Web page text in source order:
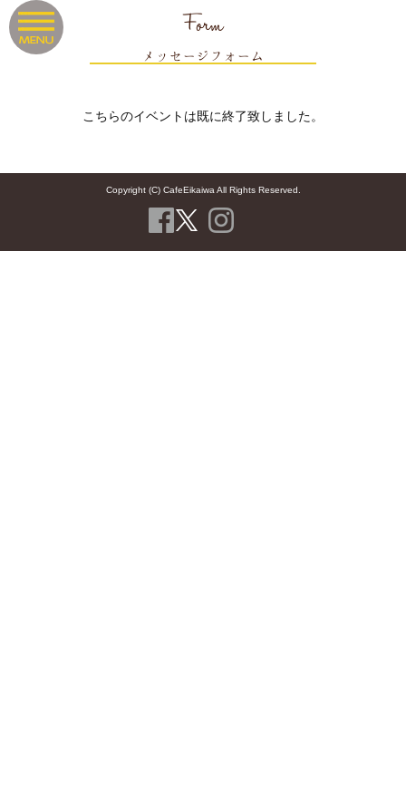
Form
メッセージフォーム
こちらのイベントは既に終了致しました。
Copyright (C) CafeEikaiwa All Rights Reserved.